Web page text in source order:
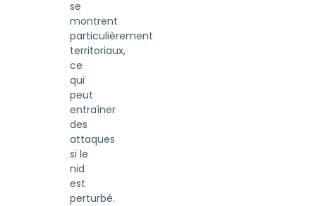
se
montrent
particulièrement
territoriaux,
ce
qui
peut
entraîner
des
attaques
si le
nid
est
perturbé.